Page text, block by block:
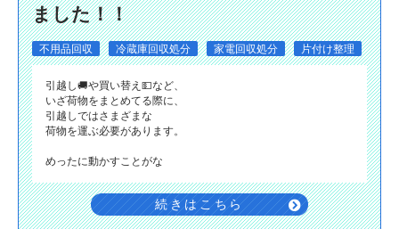
ました！！
不用品回収 冷蔵庫回収処分 家電回収処分 片付け整理
引越し🚚や買い替え💵など、
いざ荷物をまとめてる際に、
引越しではさまざまな
荷物を運ぶ必要があります。
めったに動かすことがな
続きはこちら